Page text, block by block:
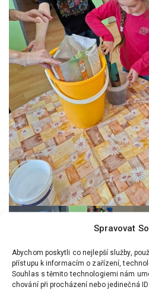
Spravovat
Abychom poskytli co nejlepší služby,
přístupu k informacím o zařízení,
Souhlas s těmito technologiemi nám
chování při procházení nebo jedinečná